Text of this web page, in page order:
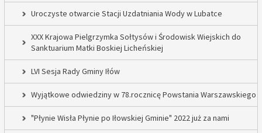
Uroczyste otwarcie Stacji Uzdatniania Wody w Lubatce
XXX Krajowa Pielgrzymka Sołtysów i Środowisk Wiejskich do
Sanktuarium Matki Boskiej Licheńskiej
LVI Sesja Rady Gminy Iłów
Wyjątkowe odwiedziny w 78.rocznicę Powstania Warszawskiego
"Płynie Wisła Płynie po Iłowskiej Gminie" 2022 już za nami